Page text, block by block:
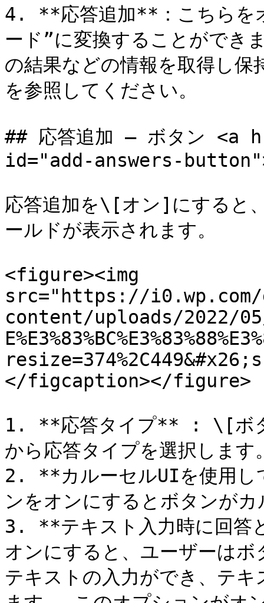
4. **応答追加**：こちらを
ード”に変換することができ
の結果などの情報を取得し
を参照してください。
## 応答追加 – ボタン <a
id="add-answers-
応答追加を\[オン]にすると
ールドが表示されます。
<figure><img
src="https://
content/uploads/2022/05/
</figcaption></figure>
1. **応答タイプ** : \[ボ
から応答タイプを選択します
2. **カルーセルUIを使用し
ンをオンにするとボタンが
3. **テキスト入力時に回
オンにすると、ユーザーは
テキストの入力ができ、テ